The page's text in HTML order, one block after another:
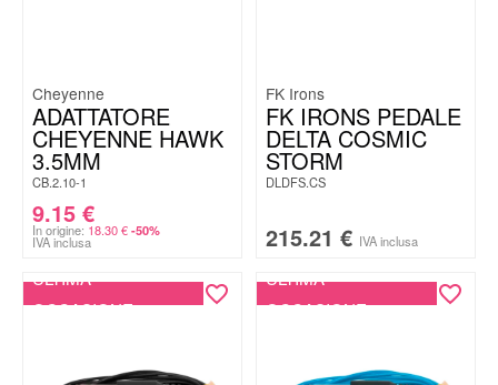
Cheyenne
ADATTATORE
CHEYENNE HAWK
3.5MM
CB.2.10-1
9.15 €
In origine: 18.30€ -50%
IVA inclusa
FK Irons
FK IRONS PEDALE
DELTA COSMIC
STORM
DLDFS.CS
215.21 € IVA inclusa
ULTIMA
OCCASIONE
ULTIMA
OCCASIONE